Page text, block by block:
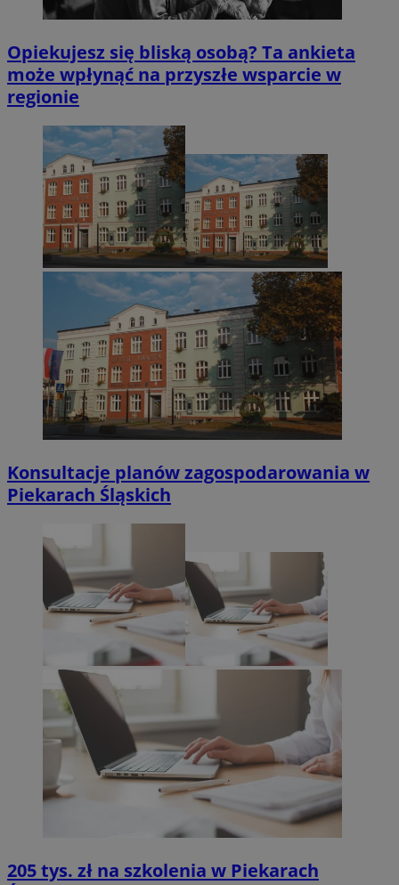
Opiekujesz się bliską osobą? Ta ankieta
może wpłynąć na przyszłe wsparcie w
regionie
Konsultacje planów zagospodarowania w
Piekarach Śląskich
205 tys. zł na szkolenia w Piekarach